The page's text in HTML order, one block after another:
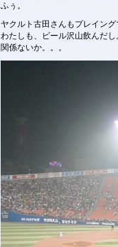
ふぅ。
ヤクルト古田さんもプレイング
わたしも、ビール沢山飲んだし
関係ないか。。。